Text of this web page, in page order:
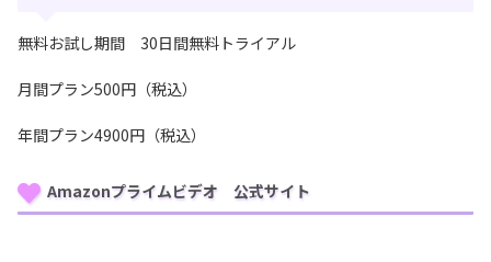
無料お試し期間 30日間無料トライアル
月間プラン500円（税込）
年間プラン4900円（税込）
Amazonプライムビデオ 公式サイト